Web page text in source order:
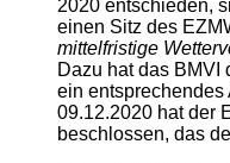
2020 entschieden,
einen Sitz des
mittelfristige
Dazu hat das BMVI
ein entsprechendes
09.12.2020 hat der
beschlossen, das